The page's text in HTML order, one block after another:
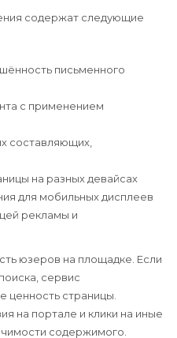
содержат следующие
письменного
с применением
составляющих,
на разных девайсах
для мобильных дисплеев
рекламы и
юзеров на площадке. Если
сервис
ценность страницы.
на портале и клики на иные
содержимого.